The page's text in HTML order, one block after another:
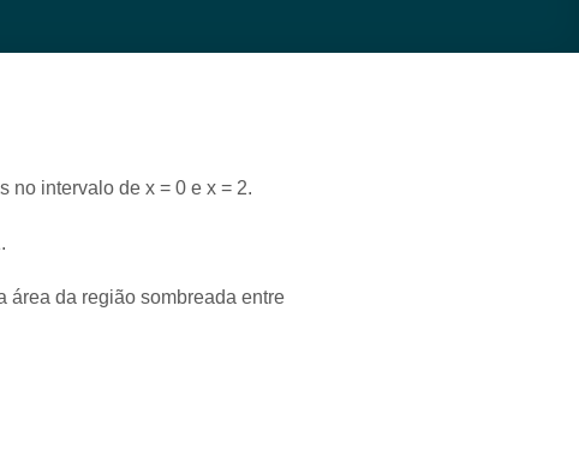
no intervalo de x = 0 e x = 2.
área da região sombreada entre